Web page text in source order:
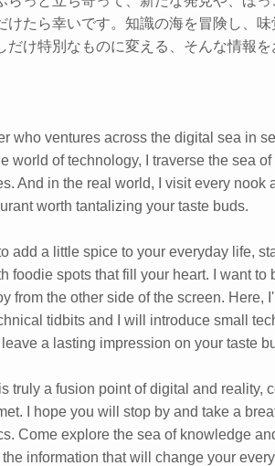
けたら幸いです。知識の海を冒険し、味
だけ特別なものに変える、そんな情報を
who ventures across the digital sea in
world of technology, I traverse the sea
And in the real world, I visit every nook
worth tantalizing your taste buds.
add a little spice to your everyday life,
foodie spots that fill your heart. I want to
from the other side of the screen. Here,
tidbits and I will introduce small
a lasting impression on your taste
truly a fusion point of digital and reality,
I hope you will stop by and take a
Come explore the sea of knowledge
the information that will change your